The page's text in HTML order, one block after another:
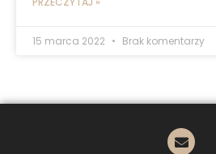
15 marca 2022 Brak komentarzy